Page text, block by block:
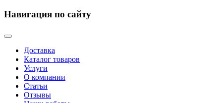
Навигация по сайту
Доставка
Каталог товаров
Услуги
О компании
Статьи
Отзывы